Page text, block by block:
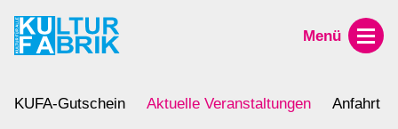
Menü
KUFA-Gutschein Aktuelle Veranstaltungen Anfahrt